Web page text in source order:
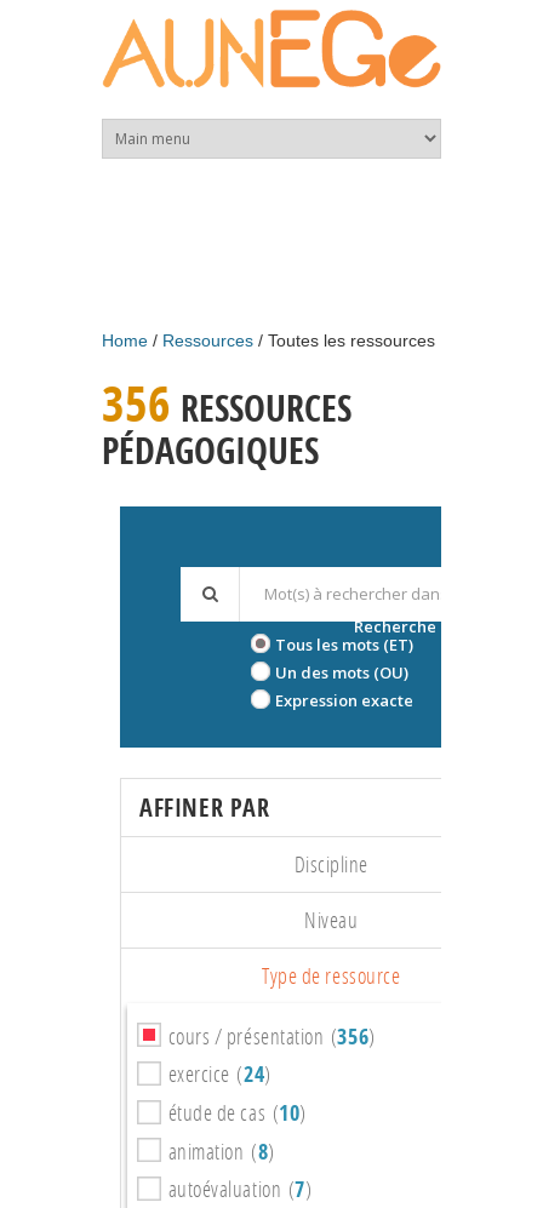
Home Ressources Toutes les ressources
356 RESSOURCES
PÉDAGOGIQUES
Tous les mots (ET)
Un des mots (OU)
Expression exacte
Recherche avancée
AFFINER PAR
Discipline
Niveau
Type de ressource
cours / présentation (356)
exercice (24)
étude de cas (10)
animation (8)
autoévaluation (7)